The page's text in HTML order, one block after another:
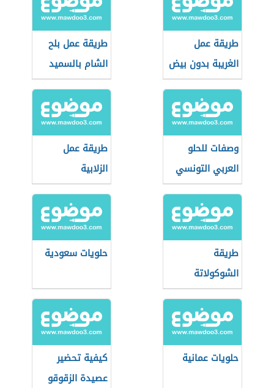
طريقة عمل
الغريبة بدون بيض
طريقة عمل بلح
الشام بالسميد
وصفات للحلو
العربي التونسي
طريقة عمل
الزلابية
الفلسطينية
طريقة
الشوكولاتة
حلويات سعودية
حلويات عمانية
كيفية تحضير
عصيدة الزقوقو